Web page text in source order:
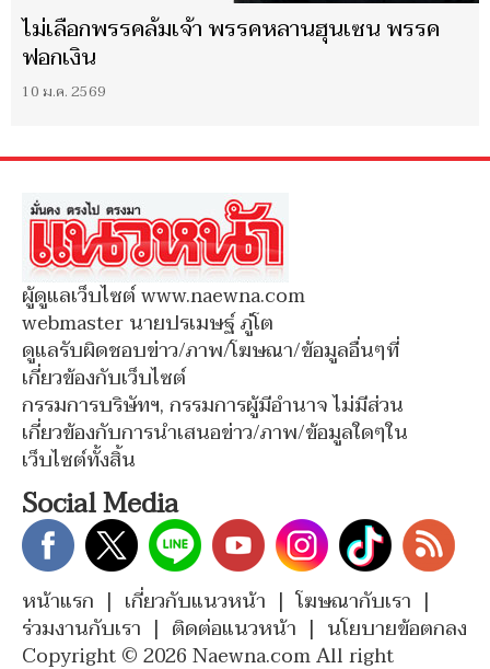
ไม่เลือกพรรคล้มเจ้า พรรคหลานฮุนเซน พรรค
ฟอกเงิน
10 ม.ค. 2569
ผู้ดูแลเว็บไซต์ www.naewna.com
webmaster นายปรเมษฐ์ ภู่โต
ดูแลรับผิดชอบข่าว/ภาพ/โฆษณา/ข้อมูลอื่นๆที่
เกี่ยวข้องกับเว็บไซต์
กรรมการบริษัทฯ, กรรมการผู้มีอำนาจ ไม่มีส่วน
เกี่ยวข้องกับการนำเสนอข่าว/ภาพ/ข้อมูลใดๆใน
เว็บไซต์ทั้งสิ้น
Social Media
หน้าแรก | เกี่ยวกับแนวหน้า | โฆษณากับเรา |
ร่วมงานกับเรา | ติดต่อแนวหน้า | นโยบายข้อตกลง
Copyright © 2026 Naewna.com All right